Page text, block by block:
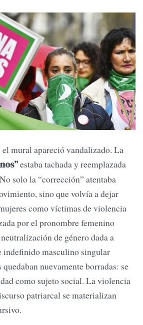
mural apareció vandalizado. La
estaba tachada y reemplazada
solo la “corrección” atentaba
sino que volvía a dejar
como víctimas de violencia
por el pronombre femenino
de género dada a
indefinido masculino singular
nuevamente borradas: se
como sujeto social. La violencia
patriarcal se materializan